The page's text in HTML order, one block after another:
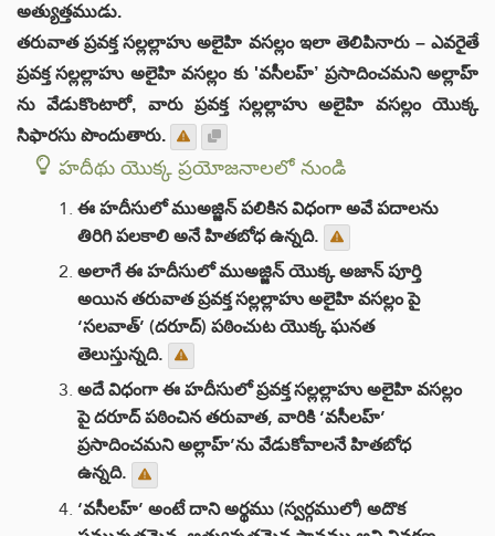
అత్యుత్తముడు.
తరువాత ప్రవక్త సల్లల్లాహు అలైహి వసల్లం ఇలా తెలిపినారు – ఎవరైతే
ప్రవక్త సల్లల్లాహు అలైహి వసల్లం కు 'వసీలహ్’ ప్రసాదించమని అల్లాహ్
ను వేడుకొంటారో, వారు ప్రవక్త సల్లల్లాహు అలైహి వసల్లం యొక్క
సిఫారసు పొందుతారు.
హదీథు యొక్క ప్రయోజనాలలో నుండి
ఈ హదీసులో ముఅజ్జిన్ పలికిన విధంగా అవే పదాలను
తిరిగి పలకాలి అనే హితబోధ ఉన్నది.
అలాగే ఈ హదీసులో ముఅజ్జిన్ యొక్క అజాన్ పూర్తి
అయిన తరువాత ప్రవక్త సల్లల్లాహు అలైహి వసల్లం పై
‘సలవాత్’ (దరూద్) పఠించుట యొక్క ఘనత
తెలుస్తున్నది.
అదే విధంగా ఈ హదీసులో ప్రవక్త సల్లల్లాహు అలైహి వసల్లం
పై దరూద్ పఠించిన తరువాత, వారికి ‘వసీలహ్’
ప్రసాదించమని అల్లాహ్’ను వేడుకోవాలనే హితబోధ
ఉన్నది.
‘వసీలహ్’ అంటే దాని అర్థము (స్వర్గములో) అదొక